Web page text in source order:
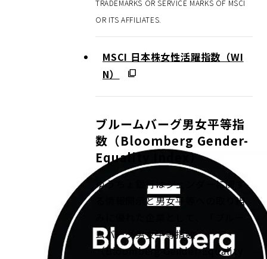
TRADEMARKS OR SERVICE MARKS OF MSCI
OR ITS AFFILIATES.
MSCI 日本株女性活躍指数（WI
N）
ブルームバーグ男女平等指
数（Bloomberg Gender-
Equality Index）
ゆうちょ銀行はジェンダーに関す
る情報開示と男女平等への取り組
ムバーグ男女平等指数
（Bloomberg Gender-Equality